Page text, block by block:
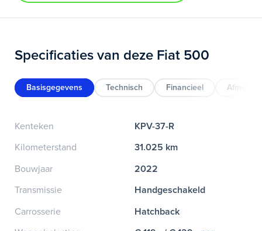
Specificaties van deze Fiat 500
Basisgegevens Technisch Financieel
Kenteken
KPV-37-R
Kilometerstand
31.025 km
Bouwjaar
2022
Transmissie
Handgeschakeld
Carrosserie
Hatchback